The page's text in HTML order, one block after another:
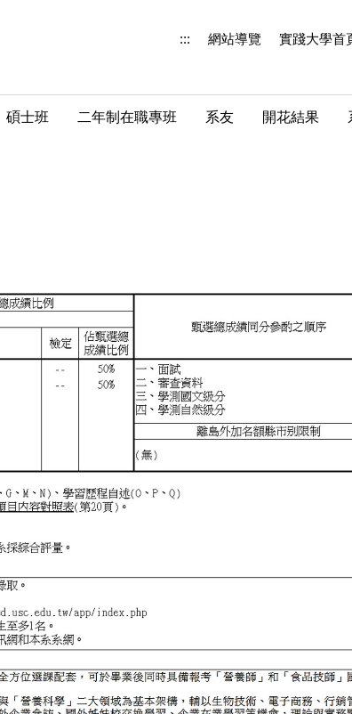
碩士班 二年制在職專班 系友 開花結果
::: 網站導覽 實踐大學首